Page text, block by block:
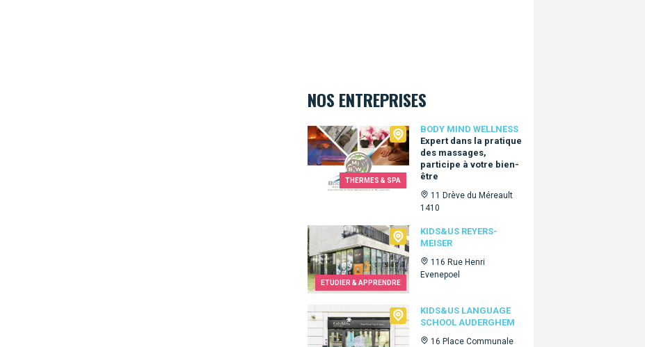
NOS ENTREPRISES
THERMES & SPA
BODY MIND WELLNESS
Expert dans la pratique
des massages,
participe à votre bien-
être
11 Drève du Méreault
1410
Body Mind Wellness
ETUDIER & APPRENDRE
KIDS&US REYERS-
MEISER
116 Rue Henri
Evenepoel
Kids&Us Reyers-Meiser
KIDS&US LANGUAGE
SCHOOL AUDERGHEM
16 Place Communale
Kids&Us language school Auderghem